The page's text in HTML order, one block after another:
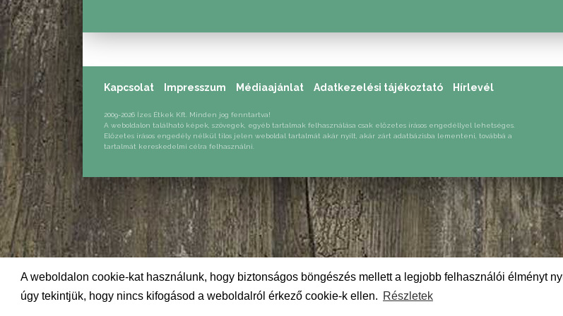
A weboldalon cookie-kat használunk, hogy biztonságos böngészés mellett a legjobb felhasználói élményt
úgy tekintjük, hogy nincs kifogásod a weboldalról érkező cookie-k ellen. Részletek
Kapcsolat Impresszum Médiaajánlat Adatkezelési tájékoztató Hírlevél
2009-2026 Ízes Étkek Kft. Minden jog fenntartva!
A weboldalon található képek, szövegek, egyéb tartalmak felhasználása csak előzetes írásos engedéllyel lehetséges.
Előzetes írásos engedély nélkül tilos jelen weboldal tartalmát akár nyílt, akár zárt adatbázisba lementeni, továbbá a
tartalmát kereskedelmi célra felhasználni.